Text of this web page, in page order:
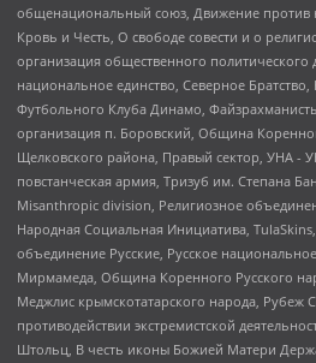
общенациональный союз, Движение против
Кровь и Честь, О свободе совести и о
организация общественного политического
национальное единство, Северное
Футбольного Клуба Динамо,
организация п. Боровский, Община
Щелковского района, Правый сектор, УНА -
повстанческая армия, Тризуб им. Степана
Misanthropic division, Религиозное
Народная Социальная Инициатива,
объединение Русские, Русское
Мирмамеда, Община Коренного Русского
Меджлис крымскотатарского народа, Рубеж
противодействии экстремистской
Штольц, В честь иконы Божией Матери